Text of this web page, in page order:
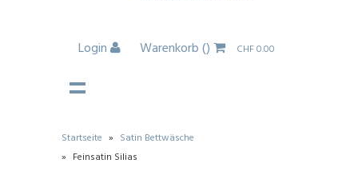
Login Warenkorb () CHF 0.00
Startseite » Satin Bettwäsche
» Feinsatin Silias